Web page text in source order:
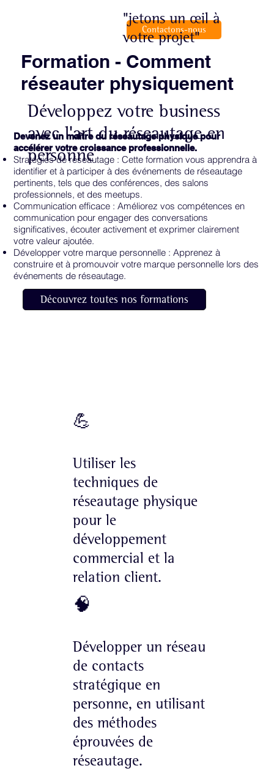
Contactons-nous
"jetons un œil à
votre projet"
Devenez un maître du réseautage physique pour
accélérer votre croissance professionnelle.
Stratégies de réseautage : Cette formation vous apprendra à
identifier et à participer à des événements de réseautage
pertinents, tels que des conférences, des salons
professionnels, et des meetups.
Communication efficace : Améliorez vos compétences en
communication pour engager des conversations
significatives, écouter activement et exprimer clairement
votre valeur ajoutée.
Développer votre marque personnelle : Apprenez à
construire et à promouvoir votre marque personnelle lors des
événements de réseautage.
Développez votre business
avec l'art du réseautage en
personne
Formation - Comment
réseauter physiquement
Découvrez toutes nos formations
💪
Utiliser les
techniques de
réseautage physique
pour le
développement
commercial et la
relation client.
🧠
Développer un réseau
de contacts
stratégique en
personne, en utilisant
des méthodes
éprouvées de
réseautage.